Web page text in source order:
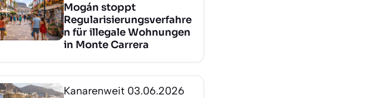
Mogán stoppt
Regularisierungsverfahre
n für illegale Wohnungen
in Monte Carrera
Kanarenweit 03.06.2026